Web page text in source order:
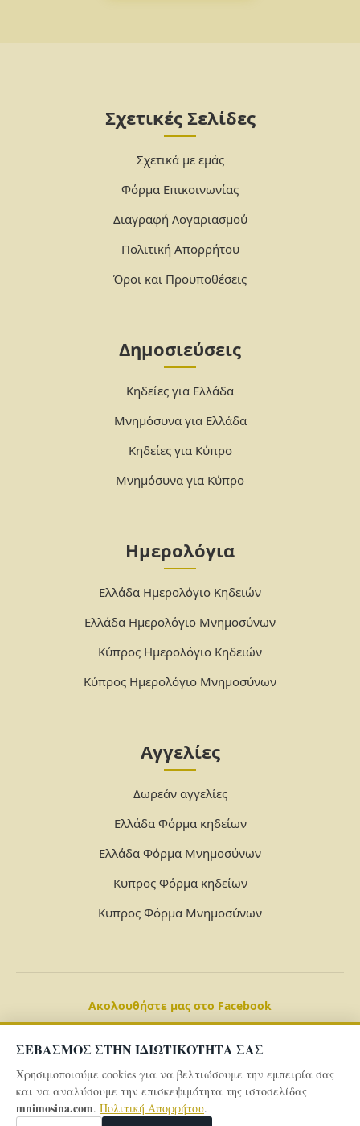
ΣΕΒΑΣΜΟΣ ΣΤΗΝ ΙΔΙΩΤΙΚΟΤΗΤΑ ΣΑΣ
Χρησιμοποιούμε cookies για να βελτιώσουμε την εμπειρία σας
και να αναλύσουμε την επισκεψιμότητα της ιστοσελίδας
mnimosina.com. Πολιτική Απορρήτου.
Σχετικές Σελίδες
Σχετικά με εμάς
Φόρμα Επικοινωνίας
Διαγραφή Λογαριασμού
Πολιτική Απορρήτου
Όροι και Προϋποθέσεις
Δημοσιεύσεις
Κηδείες για Ελλάδα
Μνημόσυνα για Ελλάδα
Κηδείες για Κύπρο
Μνημόσυνα για Κύπρο
Ημερολόγια
Ελλάδα Ημερολόγιο Κηδειών
Ελλάδα Ημερολόγιο Μνημοσύνων
Κύπρος Ημερολόγιο Κηδειών
Κύπρος Ημερολόγιο Μνημοσύνων
Αγγελίες
Δωρεάν αγγελίες
Ελλάδα Φόρμα κηδείων
Ελλάδα Φόρμα Μνημοσύνων
Κυπρος Φόρμα κηδείων
Κυπρος Φόρμα Μνημοσύνων
Ακολουθήστε μας στο Facebook